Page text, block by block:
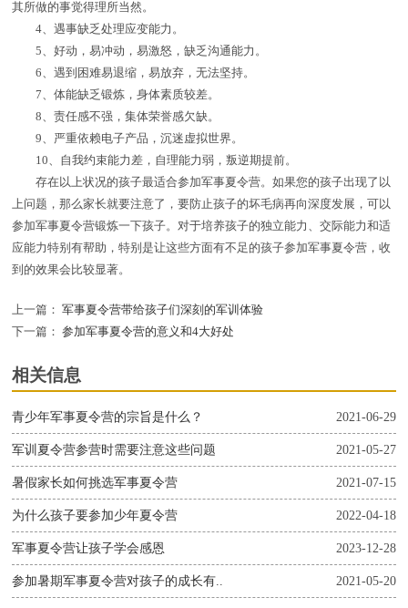
其所做的事觉得理所当然。
4、遇事缺乏处理应变能力。
5、好动，易冲动，易激怒，缺乏沟通能力。
6、遇到困难易退缩，易放弃，无法坚持。
7、体能缺乏锻炼，身体素质较差。
8、责任感不强，集体荣誉感欠缺。
9、严重依赖电子产品，沉迷虚拟世界。
10、自我约束能力差，自理能力弱，叛逆期提前。
存在以上状况的孩子最适合参加军事夏令营。如果您的孩子出现了以
上问题，那么家长就要注意了，要防止孩子的坏毛病再向深度发展，可以
参加军事夏令营锻炼一下孩子。对于培养孩子的独立能力、交际能力和适
应能力特别有帮助，特别是让这些方面有不足的孩子参加军事夏令营，收
到的效果会比较显著。
上一篇： 军事夏令营带给孩子们深刻的军训体验
下一篇： 参加军事夏令营的意义和4大好处
相关信息
2021-06-29
青少年军事夏令营的宗旨是什么？
2021-05-27
军训夏令营参营时需要注意这些问题
2021-07-15
暑假家长如何挑选军事夏令营
2022-04-18
为什么孩子要参加少年夏令营
2023-12-28
军事夏令营让孩子学会感恩
2021-05-20
参加暑期军事夏令营对孩子的成长有..